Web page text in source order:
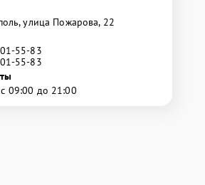
улица Пожарова, 22
55-83
55-83
09:00 до 21:00